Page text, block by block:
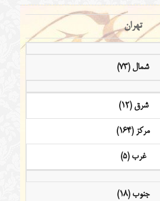
تهران
شمال (73)
شرق (12)
مرکز (164)
غرب (5)
جنوب (18)